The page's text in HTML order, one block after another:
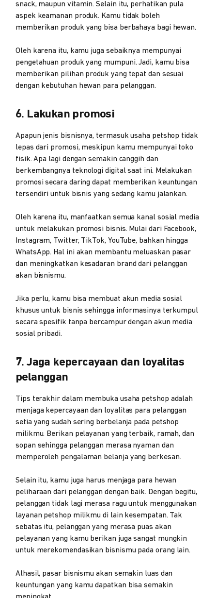
snack, maupun vitamin. Selain itu, perhatikan pula
aspek keamanan produk. Kamu tidak boleh
memberikan produk yang bisa berbahaya bagi hewan.
Oleh karena itu, kamu juga sebaiknya mempunyai
pengetahuan produk yang mumpuni. Jadi, kamu bisa
memberikan pilihan produk yang tepat dan sesuai
dengan kebutuhan hewan para pelanggan.
6. Lakukan promosi
Apapun jenis bisnisnya, termasuk usaha petshop tidak
lepas dari promosi, meskipun kamu mempunyai toko
fisik. Apa lagi dengan semakin canggih dan
berkembangnya teknologi digital saat ini. Melakukan
promosi secara daring dapat memberikan keuntungan
tersendiri untuk bisnis yang sedang kamu jalankan.
Oleh karena itu, manfaatkan semua kanal sosial media
untuk melakukan promosi bisnis. Mulai dari Facebook,
Instagram, Twitter, TikTok, YouTube, bahkan hingga
WhatsApp. Hal ini akan membantu meluaskan pasar
dan meningkatkan kesadaran brand dari pelanggan
akan bisnismu.
Jika perlu, kamu bisa membuat akun media sosial
khusus untuk bisnis sehingga informasinya terkumpul
secara spesifik tanpa bercampur dengan akun media
sosial pribadi.
7. Jaga kepercayaan dan loyalitas
pelanggan
Tips terakhir dalam membuka usaha petshop adalah
menjaga kepercayaan dan loyalitas para pelanggan
setia yang sudah sering berbelanja pada petshop
milikmu. Berikan pelayanan yang terbaik, ramah, dan
sopan sehingga pelanggan merasa nyaman dan
memperoleh pengalaman belanja yang berkesan.
Selain itu, kamu juga harus menjaga para hewan
peliharaan dari pelanggan dengan baik. Dengan begitu,
pelanggan tidak lagi merasa ragu untuk menggunakan
layanan petshop milikmu di lain kesempatan. Tak
sebatas itu, pelanggan yang merasa puas akan
pelayanan yang kamu berikan juga sangat mungkin
untuk merekomendasikan bisnismu pada orang lain.
Alhasil, pasar bisnismu akan semakin luas dan
keuntungan yang kamu dapatkan bisa semakin